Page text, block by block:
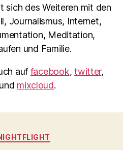
sich des Weiteren mit den
Journalismus, Internet,
Meditation,
und Familie.
auf facebook,twitter,
mixcloud.
Kategorien